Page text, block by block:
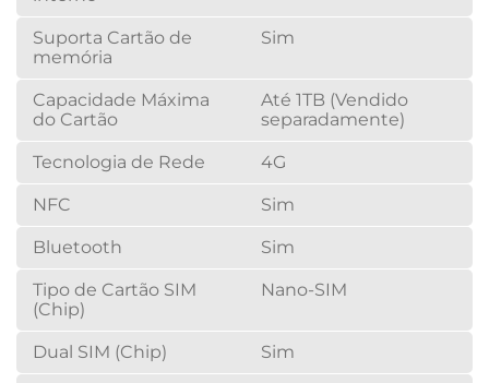
Suporta Cartão de
memória
Sim
Capacidade Máxima
do Cartão
Até 1TB (Vendido
separadamente)
Tecnologia de Rede 4G
NFC Sim
Bluetooth Sim
Tipo de Cartão SIM
(Chip)
Nano-SIM
Dual SIM (Chip) Sim